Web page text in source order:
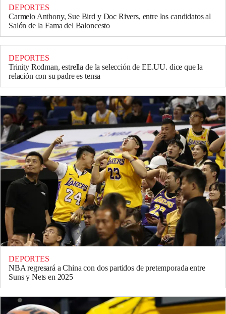
DEPORTES
Carmelo Anthony, Sue Bird y Doc Rivers, entre los candidatos al
Salón de la Fama del Baloncesto
DEPORTES
Trinity Rodman, estrella de la selección de EE.UU. dice que la
relación con su padre es tensa
DEPORTES
NBA regresará a China con dos partidos de pretemporada entre
Suns y Nets en 2025